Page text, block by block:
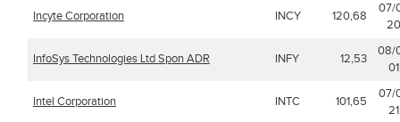
Incyte Corporation INCY 120,68
07/
InfoSys Technologies Ltd Spon ADR INFY 12,53
08/
Intel Corporation INTC 101,65
07/